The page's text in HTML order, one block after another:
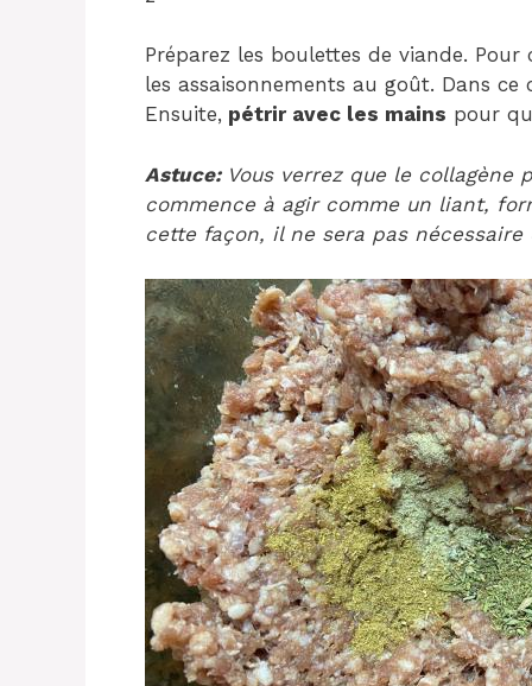
Préparez les boulettes de viande.
les assaisonnements au goût. Dans
Ensuite, pétrir avec les mains pour
Astuce:Vous verrez que le collagène
commence à agir comme un liant,
cette façon, il ne sera pas